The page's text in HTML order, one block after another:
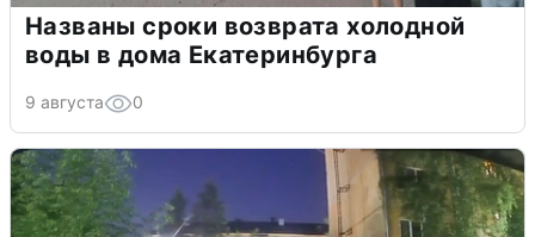
Названы сроки возврата холодной
воды в дома Екатеринбурга
9 августа 0